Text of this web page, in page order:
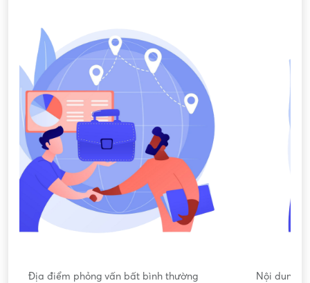
Nội dung mô tả công việc sơ sài, không đồng nhất với công